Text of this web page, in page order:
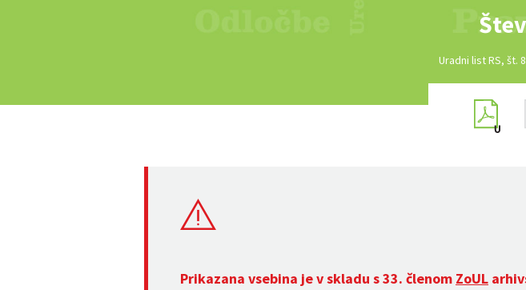
Uradni list RS, št.
Prikazana vsebina je v skladu s 33. členom ZoUL